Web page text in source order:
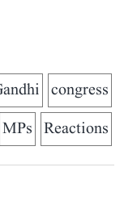
congress
Reactions
MPs